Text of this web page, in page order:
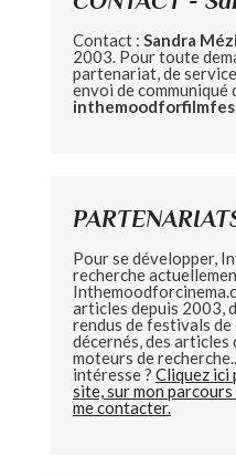
Contact : Sandra
2003. Pour toute
partenariat, de
envoi de
Pour se développer,
recherche
articles depuis 2003,
rendus de festivals
décernés, des
moteurs de
intéresse ? Cliquez ici
site, sur mon
me contacter.